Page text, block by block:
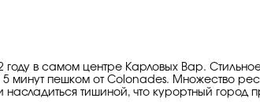
году в самом центре Карловых Вар.
минут пешком от Colonades. Множество
тишиной, что курортный город